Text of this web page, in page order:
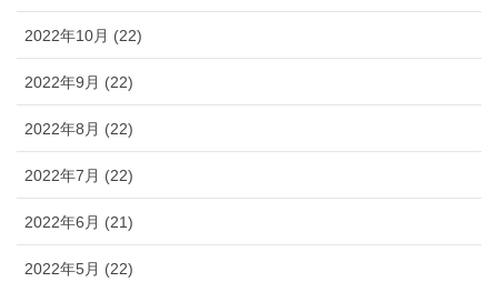
2022年10月 (22)
2022年9月 (22)
2022年8月 (22)
2022年7月 (22)
2022年6月 (21)
2022年5月 (22)